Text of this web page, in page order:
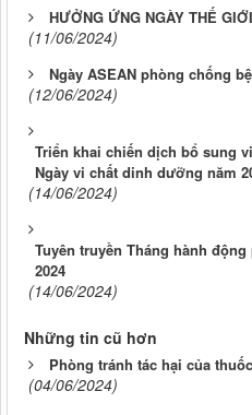
HƯỞNG ỨNG NGÀY THẾ
(11/06/2024)
Ngày ASEAN phòng chống
(12/06/2024)
Triển khai chiến dịch bổ sung
Ngày vi chất dinh dưỡng năm
(14/06/2024)
Tuyên truyền Tháng hành
2024
(14/06/2024)
Những tin cũ hơn
Phòng tránh tác hại của
(04/06/2024)